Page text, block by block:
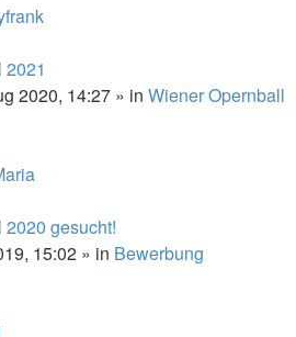
2020, 14:27 » in Wiener Opernball
2020 gesucht!
15:02 » in Bewerbung